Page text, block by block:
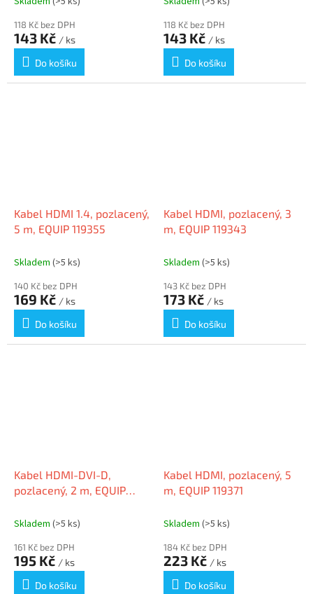
118 Kč bez DPH
143 Kč / ks
Do košíku
118 Kč bez DPH
143 Kč / ks
Do košíku
Kabel HDMI 1.4, pozlacený,
5 m, EQUIP 119355
Skladem (>5 ks)
140 Kč bez DPH
169 Kč / ks
Do košíku
Kabel HDMI, pozlacený, 3
m, EQUIP 119343
Skladem (>5 ks)
143 Kč bez DPH
173 Kč / ks
Do košíku
Kabel HDMI-DVI-D,
pozlacený, 2 m, EQUIP
Skladem (>5 ks)
161 Kč bez DPH
195 Kč / ks
Do košíku
Kabel HDMI, pozlacený, 5
m, EQUIP 119371
Skladem (>5 ks)
184 Kč bez DPH
223 Kč / ks
Do košíku